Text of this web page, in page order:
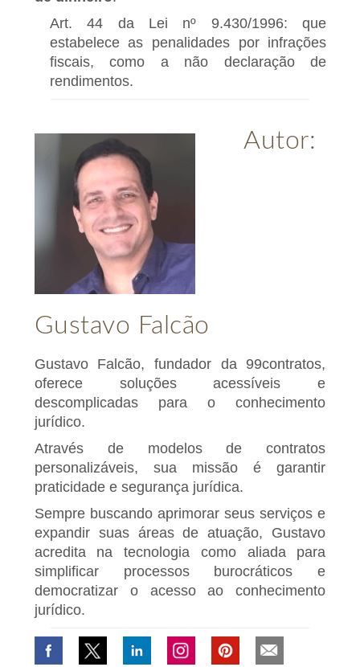
Art. 44 da Lei nº 9.430/1996: que
estabelece as penalidades por infrações
fiscais, como a não declaração de
rendimentos.
Autor:
Gustavo Falcão
Gustavo Falcão, fundador da 99contratos,
oferece soluções acessíveis e
descomplicadas para o conhecimento
jurídico.
Através de modelos de contratos
personalizáveis, sua missão é garantir
praticidade e segurança jurídica.
Sempre buscando aprimorar seus serviços e
expandir suas áreas de atuação, Gustavo
acredita na tecnologia como aliada para
simplificar processos burocráticos e
democratizar o acesso ao conhecimento
jurídico.